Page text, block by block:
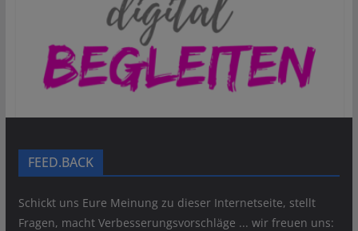
FEED.BACK
Schickt uns Eure Meinung zu dieser Internetseite, stellt
Fragen, macht Verbesserungsvorschläge ... wir freuen uns: